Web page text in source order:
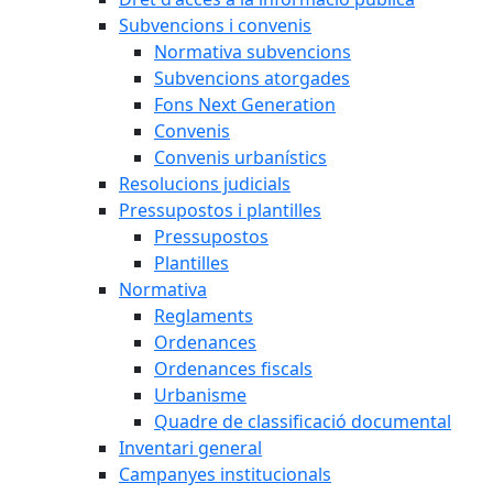
Subvencions i convenis
Normativa subvencions
Subvencions atorgades
Fons Next Generation
Convenis
Convenis urbanístics
Resolucions judicials
Pressupostos i plantilles
Pressupostos
Plantilles
Normativa
Reglaments
Ordenances
Ordenances fiscals
Urbanisme
Quadre de classificació documental
Inventari general
Campanyes institucionals